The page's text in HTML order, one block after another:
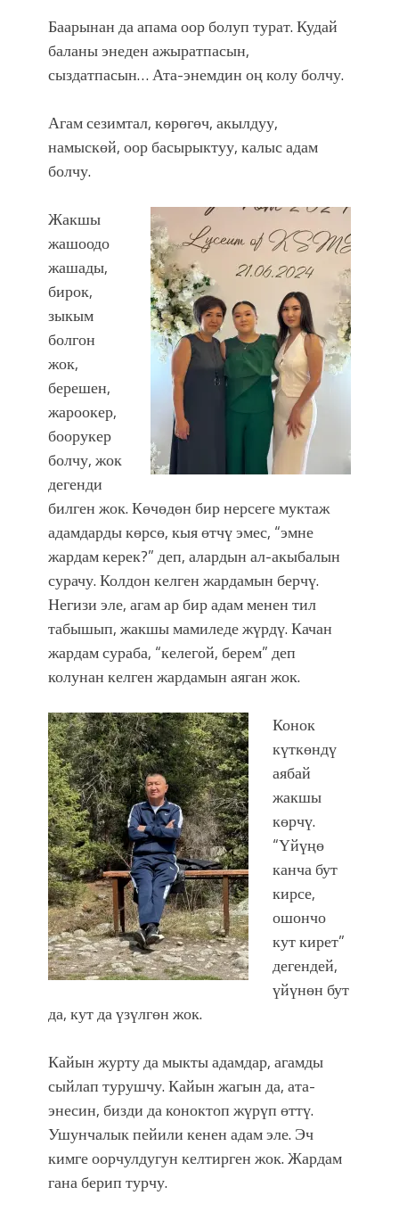
Баарынан да апама оор болуп турат. Кудай
баланы энеден ажыратпасын,
сыздатпасын… Ата-энемдин оң колу болчу.
Агам сезимтал, көрөгөч, акылдуу,
намыскөй, оор басырыктуу, калыс адам
болчу.
Жакшы
жашоодо
жашады,
бирок,
зыкым
болгон
жок,
берешен,
жароокер,
боорукер
болчу, жок
дегенди
билген жок. Көчөдөн бир нерсеге муктаж
адамдарды көрсө, кыя өтчү эмес, “эмне
жардам керек?” деп, алардын ал-акыбалын
сурачу. Колдон келген жардамын берчү.
Негизи эле, агам ар бир адам менен тил
табышып, жакшы мамиледе жүрдү. Качан
жардам сураба, “келегой, берем” деп
колунан келген жардамын аяган жок.
Конок
күткөндү
аябай
жакшы
көрчү.
“Үйүңө
канча бут
кирсе,
ошончо
кут кирет”
дегендей,
үйүнөн бут
да, кут да үзүлгөн жок.
Кайын журту да мыкты адамдар, агамды
сыйлап турушчу. Кайын жагын да, ата-
энесин, бизди да коноктоп жүрүп өттү.
Ушунчалык пейили кенен адам эле. Эч
кимге оорчулдугун келтирген жок. Жардам
гана берип турчу.